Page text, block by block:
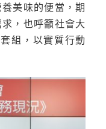
美味的便當，期
，也呼籲社會大
組，以實質行動